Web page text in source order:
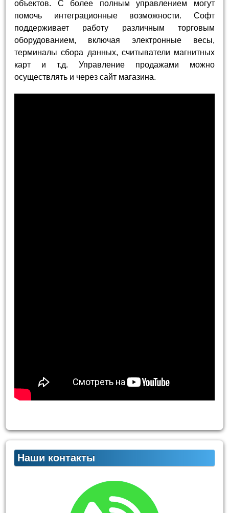
объектов. С более полным управлением могут
помочь интеграционные возможности. Софт
поддерживает работу различным торговым
оборудованием, включая электронные весы,
терминалы сбора данных, считыватели магнитных
карт и т.д. Управление продажами можно
осуществлять и через сайт магазина.
Наши контакты